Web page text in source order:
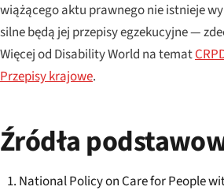
wiążącego aktu prawnego nie istnieje
silne będą jej przepisy egzekucyjne —
Więcej od Disability World na temat
Przepisy krajowe.
Źródła
National Policy on Care for People